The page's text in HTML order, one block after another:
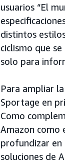
usuarios “El
distintos
ciclismo que
solo para
Para ampliar
Sportage en
Como
Amazon como
profundizar en
soluciones de